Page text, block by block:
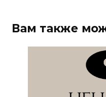
Вам также